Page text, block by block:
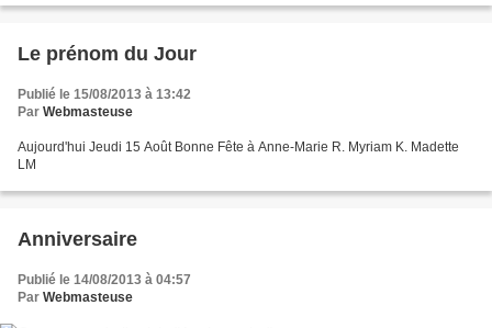
Le prénom du Jour
Publié le 15/08/2013 à 13:42
Par Webmasteuse
Aujourd'hui Jeudi 15 Août Bonne Fête à Anne-Marie R. Myriam K. Madette
LM
Anniversaire
Publié le 14/08/2013 à 04:57
Par Webmasteuse